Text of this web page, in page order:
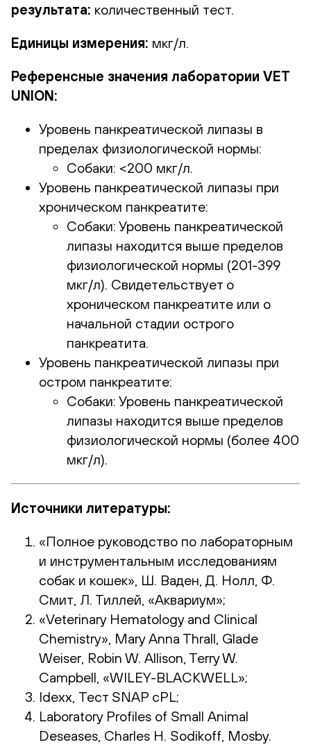
результата: количественный тест.
Единицы измерения: мкг/л.
Референсные значения лаборатории VET
UNION:
Уровень панкреатической липазы в
пределах физиологической нормы:
Собаки: <200 мкг/л.
Уровень панкреатической липазы при
хроническом панкреатите:
Собаки: Уровень панкреатической
липазы находится выше пределов
физиологической нормы (201-399
мкг/л). Свидетельствует о
хроническом панкреатите или о
начальной стадии острого
панкреатита.
Уровень панкреатической липазы при
остром панкреатите:
Собаки: Уровень панкреатической
липазы находится выше пределов
физиологической нормы (более 400
мкг/л).
Источники литературы:
«Полное руководство по лабораторным
и инструментальным исследованиям
собак и кошек», Ш. Ваден, Д. Нолл, Ф.
Смит, Л. Тиллей, «Аквариум»;
«Veterinary Hematology and Clinical
Chemistry», Mary Anna Thrall, Glade
Weiser, Robin W. Allison, Terry W.
Campbell, «WILEY-BLACKWELL»;
Idexx, Тест SNAP cPL;
Laboratory Profiles of Small Animal
Deseases, Charles H. Sodikoff, Mosby.